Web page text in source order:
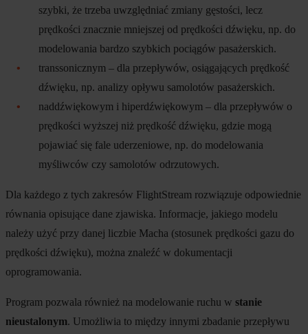
szybki, że trzeba uwzględniać zmiany gęstości, lecz
prędkości znacznie mniejszej od prędkości dźwięku, np. do
modelowania bardzo szybkich pociągów pasażerskich.
transsonicznym – dla przepływów, osiągających prędkość
dźwięku, np. analizy opływu samolotów pasażerskich.
naddźwiękowym i hiperdźwiękowym – dla przepływów o
prędkości wyższej niż prędkość dźwięku, gdzie mogą
pojawiać się fale uderzeniowe, np. do modelowania
myśliwców czy samolotów odrzutowych.
Dla każdego z tych zakresów FlightStream rozwiązuje odpowiednie
równania opisujące dane zjawiska. Informacje, jakiego modelu
należy użyć przy danej liczbie Macha (stosunek prędkości gazu do
prędkości dźwięku), można znaleźć w dokumentacji
oprogramowania.
Program pozwala również na modelowanie ruchu w stanie
nieustalonym. Umożliwia to między innymi zbadanie przepływu